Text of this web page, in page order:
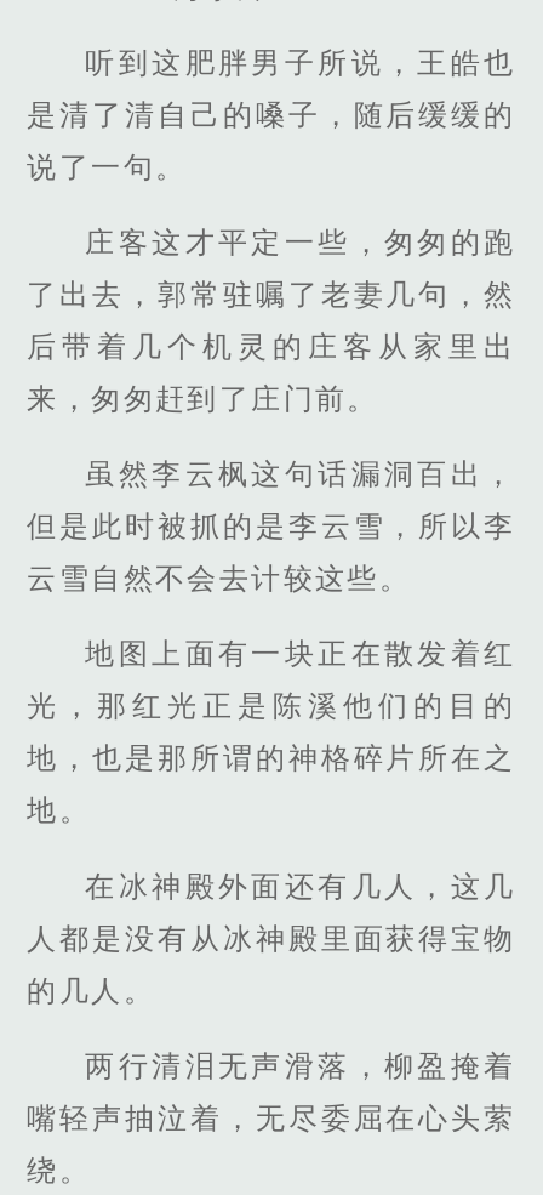
听到这肥胖男子所说，王皓也
是清了清自己的嗓子，随后缓缓的
说了一句。
庄客这才平定一些，匆匆的跑
了出去，郭常驻嘱了老妻几句，然
后带着几个机灵的庄客从家里出
来，匆匆赶到了庄门前。
虽然李云枫这句话漏洞百出，
但是此时被抓的是李云雪，所以李
云雪自然不会去计较这些。
地图上面有一块正在散发着红
光，那红光正是陈溪他们的目的
地，也是那所谓的神格碎片所在之
地。
在冰神殿外面还有几人，这几
人都是没有从冰神殿里面获得宝物
的几人。
两行清泪无声滑落，柳盈掩着
嘴轻声抽泣着，无尽委屈在心头萦
绕。